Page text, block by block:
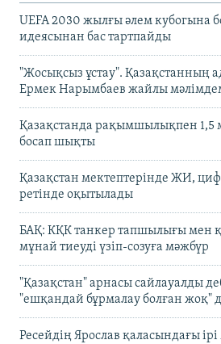
UEFA 2030 жылғы әлем кубогына
идеясынан бас тартпайды
"Жосықсыз ұстау". Қазақстанның
Ермек Нарымбаев жайлы
Қазақстанда рақымшылықпен 1,5
босап шықты
Қазақстан мектептерінде ЖИ,
ретінде оқытылады
БАҚ: КҚК танкер тапшылығы мен
мұнай тиеуді үзіп-созуға мәжбүр
"Қазақстан" арнасы сайлауалды
"ешқандай бұрмалау болған жоқ"
Ресейдің Ярослав қаласындағы